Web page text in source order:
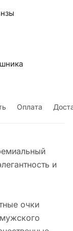
Оплата
и
очки